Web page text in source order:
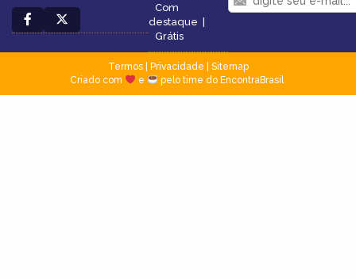
Com
destaque |
Grátis
Termos| Privacidade
Sitemap
Criado com
e pelo time do EncontraBrasil